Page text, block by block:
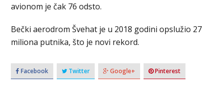
avionom je čak 76 odsto.
Bečki aerodrom Švehat je u 2018 godini opslužio 27
miliona putnika, što je novi rekord.
Facebook Twitter Google+ Pinterest